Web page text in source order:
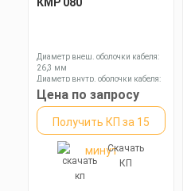
КМР 080
Диаметр внеш. оболочки кабеля:
26,3 мм
Диаметр внутр. оболочки кабеля:
20,0 мм
Диаметр оболочки кабеля: 6,5-13,9
мм
Цена по запросу
Получить КП за 15
минутСкачать
КП